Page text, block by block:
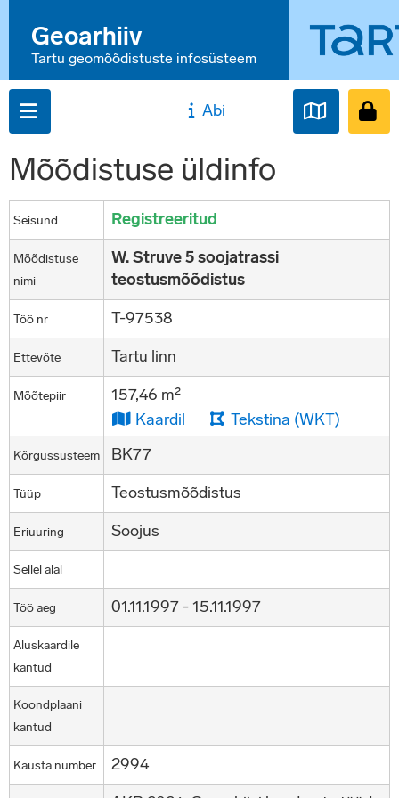
Geoarhiiv
Tartu geomõõdistuste infosüsteem
Abi
Mõõdistuse üldinfo
Seisund Registreeritud
Mõõdistuse
nimi
W. Struve 5 soojatrassi
teostusmõõdistus
Töö nr T-97538
Ettevõte Tartu linn
Mõõtepiir
157,46 m²
Kaardil
Tekstina (WKT)
Kõrgussüsteem BK77
Tüüp Teostusmõõdistus
Eriuuring Soojus
Sellel alal
Töö aeg 01.11.1997 - 15.11.1997
Aluskaardile
kantud
Koondplaani
kantud
Kausta number 2994